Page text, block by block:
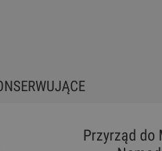
Przyrząd do